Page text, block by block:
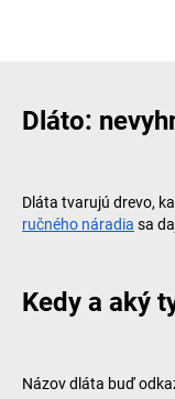
Dláto:
Dláta tvarujú drevo,
ručného náradia sa
Kedy a aký
Názov dláta buď